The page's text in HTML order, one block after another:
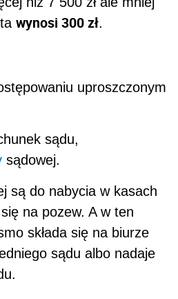
wynosi 300 zł.
uproszczonym
sądu,
sądowej.
są do nabycia w kasach
na pozew. A w ten
składa się na biurze
sądu albo nadaje